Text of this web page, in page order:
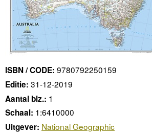
ISBN / CODE: 9780792250159
Editie: 31-12-2019
Aantal blz.: 1
Schaal: 1:6410000
Uitgever: National Geographic